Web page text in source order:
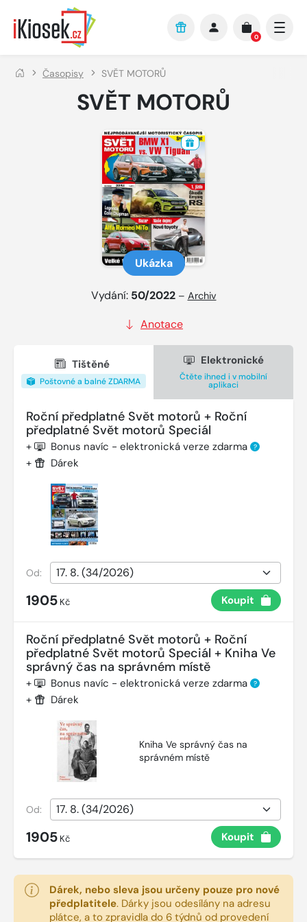
Přejít na hlavní obsah
0
Časopisy SVĚT MOTORŮ
SVĚT MOTORŮ
Ukázka
Vydání: 50/2022 – Archiv
Anotace
Tištěné
Poštovné a balné ZDARMA
Elektronické
Čtěte ihned i v mobilní
aplikaci
Roční předplatné Svět motorů + Roční
předplatné Svět motorů Speciál
+ Bonus navíc - elektronická verze zdarma ?
+ Dárek
Od:
1905 Kč Koupit
Roční předplatné Svět motorů + Roční
předplatné Svět motorů Speciál + Kniha Ve
správný čas na správném místě
+ Bonus navíc - elektronická verze zdarma ?
+ Dárek
Kniha Ve správný čas na
správném místě
Od:
1905 Kč Koupit
Dárek, nebo sleva jsou určeny pouze pro nové
předplatitele. Dárky jsou odesílány na adresu
plátce, a to zpravidla do 6 týdnů od provedení